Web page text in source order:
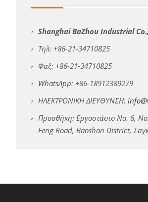
Shanghai BaZhou Industrial
Τηλ: +86-21-34710825
Φαξ: +86-21-34710825
WhatsApp: +86-18912389279
ΗΛΕΚΤΡΟΝΙΚΗ ΔΙΕΥΘΥΝΣΗ:
Προσθήκη: Εργοστάσιο No. 6,
Feng Road, Baoshan District,